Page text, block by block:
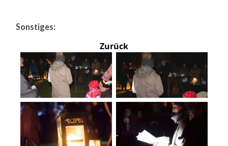
Sonstiges:
Zurück